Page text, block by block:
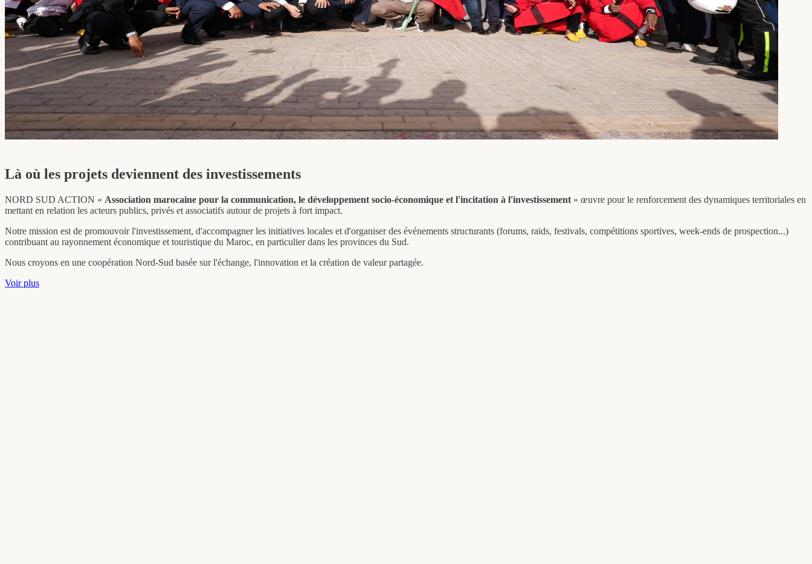
Notre mission est de promouvoir l'investissement, d'accompagner les initiatives locales et d'organiser des événements structurants (forums, raids, festivals, compétitions sportives, week-ends de prospection...)
contribuant au rayonnement économique et touristique du Maroc, en particulier dans les provinces du Sud.
Nous croyons en une coopération Nord-Sud basée sur l'échange, l'innovation et la création de valeur partagée.
Voir plus